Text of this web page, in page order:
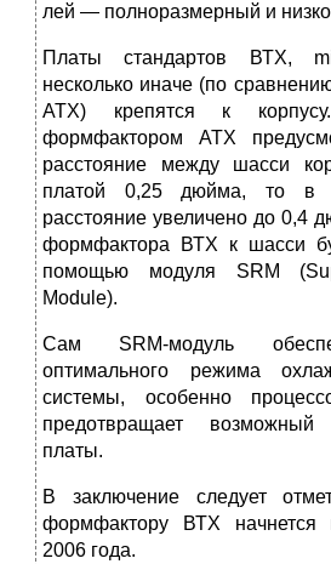
лей — полноразмерный и
Платы стандартов ВТХ,
несколько иначе (по
АТХ) крепятся к
формфакто­ром АТХ
расстояние между шасси
платой 0,25 дюйма, то в
расстояние увеличено до 0,4
формфактора ВТХ к шасси
помощью модуля SRM
Module).
Сам SRM-модуль
оптимального режима
системы, особенно
предотвращает воз­можный
платы.
В заключение следует
формфактору ВТХ начнется
2006 года.